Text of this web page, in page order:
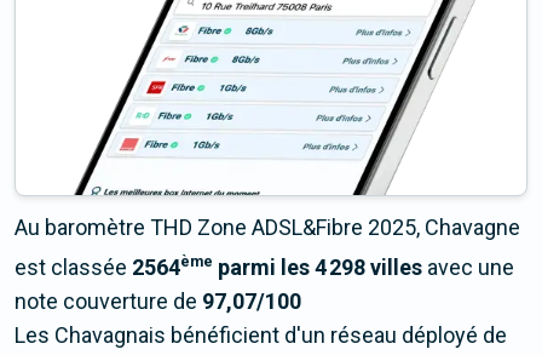
Au baromètre THD Zone ADSL&Fibre 2025, Chavagne
est classée 2564ème parmi les 4 298 villes avec une
note couverture de 97,07/100
Les Chavagnais bénéficient d'un réseau déployé de